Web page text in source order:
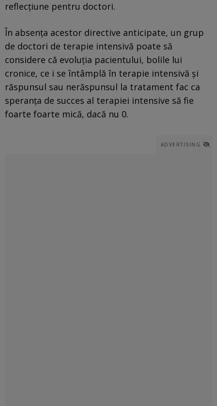
reflecţiune pentru doctori.
În absenţa acestor directive anticipate, un grup
de doctori de terapie intensivă poate să
considere că evoluţia pacientului, bolile lui
cronice, ce i se întâmplă în terapie intensivă şi
răspunsul sau nerăspunsul la tratament fac ca
speranţa de succes al terapiei intensive să fie
foarte foarte mică, dacă nu 0.
ADVERTISING